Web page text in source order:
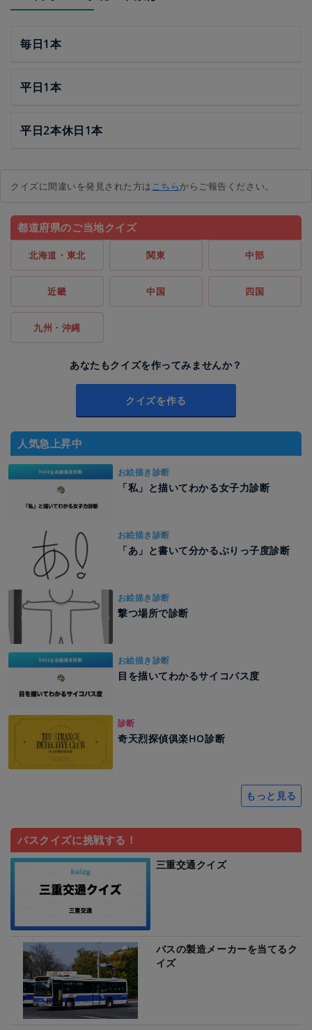
毎日1本
平日1本
平日2本休日1本
クイズに間違いを発見された方はこちらからご報告ください。
都道府県のご当地クイズ
北海道・東北 関東 中部
近畿 中国 四国
九州・沖縄
あなたもクイズを作ってみませんか？
クイズを作る
人気急上昇中
お絵描き診断
「私」と描いてわかる女子力診断
お絵描き診断
「あ」と書いて分かるぶりっ子度診断
お絵描き診断
撃つ場所で診断
お絵描き診断
目を描いてわかるサイコパス度
診断
奇天烈探偵俱楽HO診断
もっと見る
バスクイズに挑戦する！
三重交通クイズ
バスの製造メーカーを当てるク
イズ